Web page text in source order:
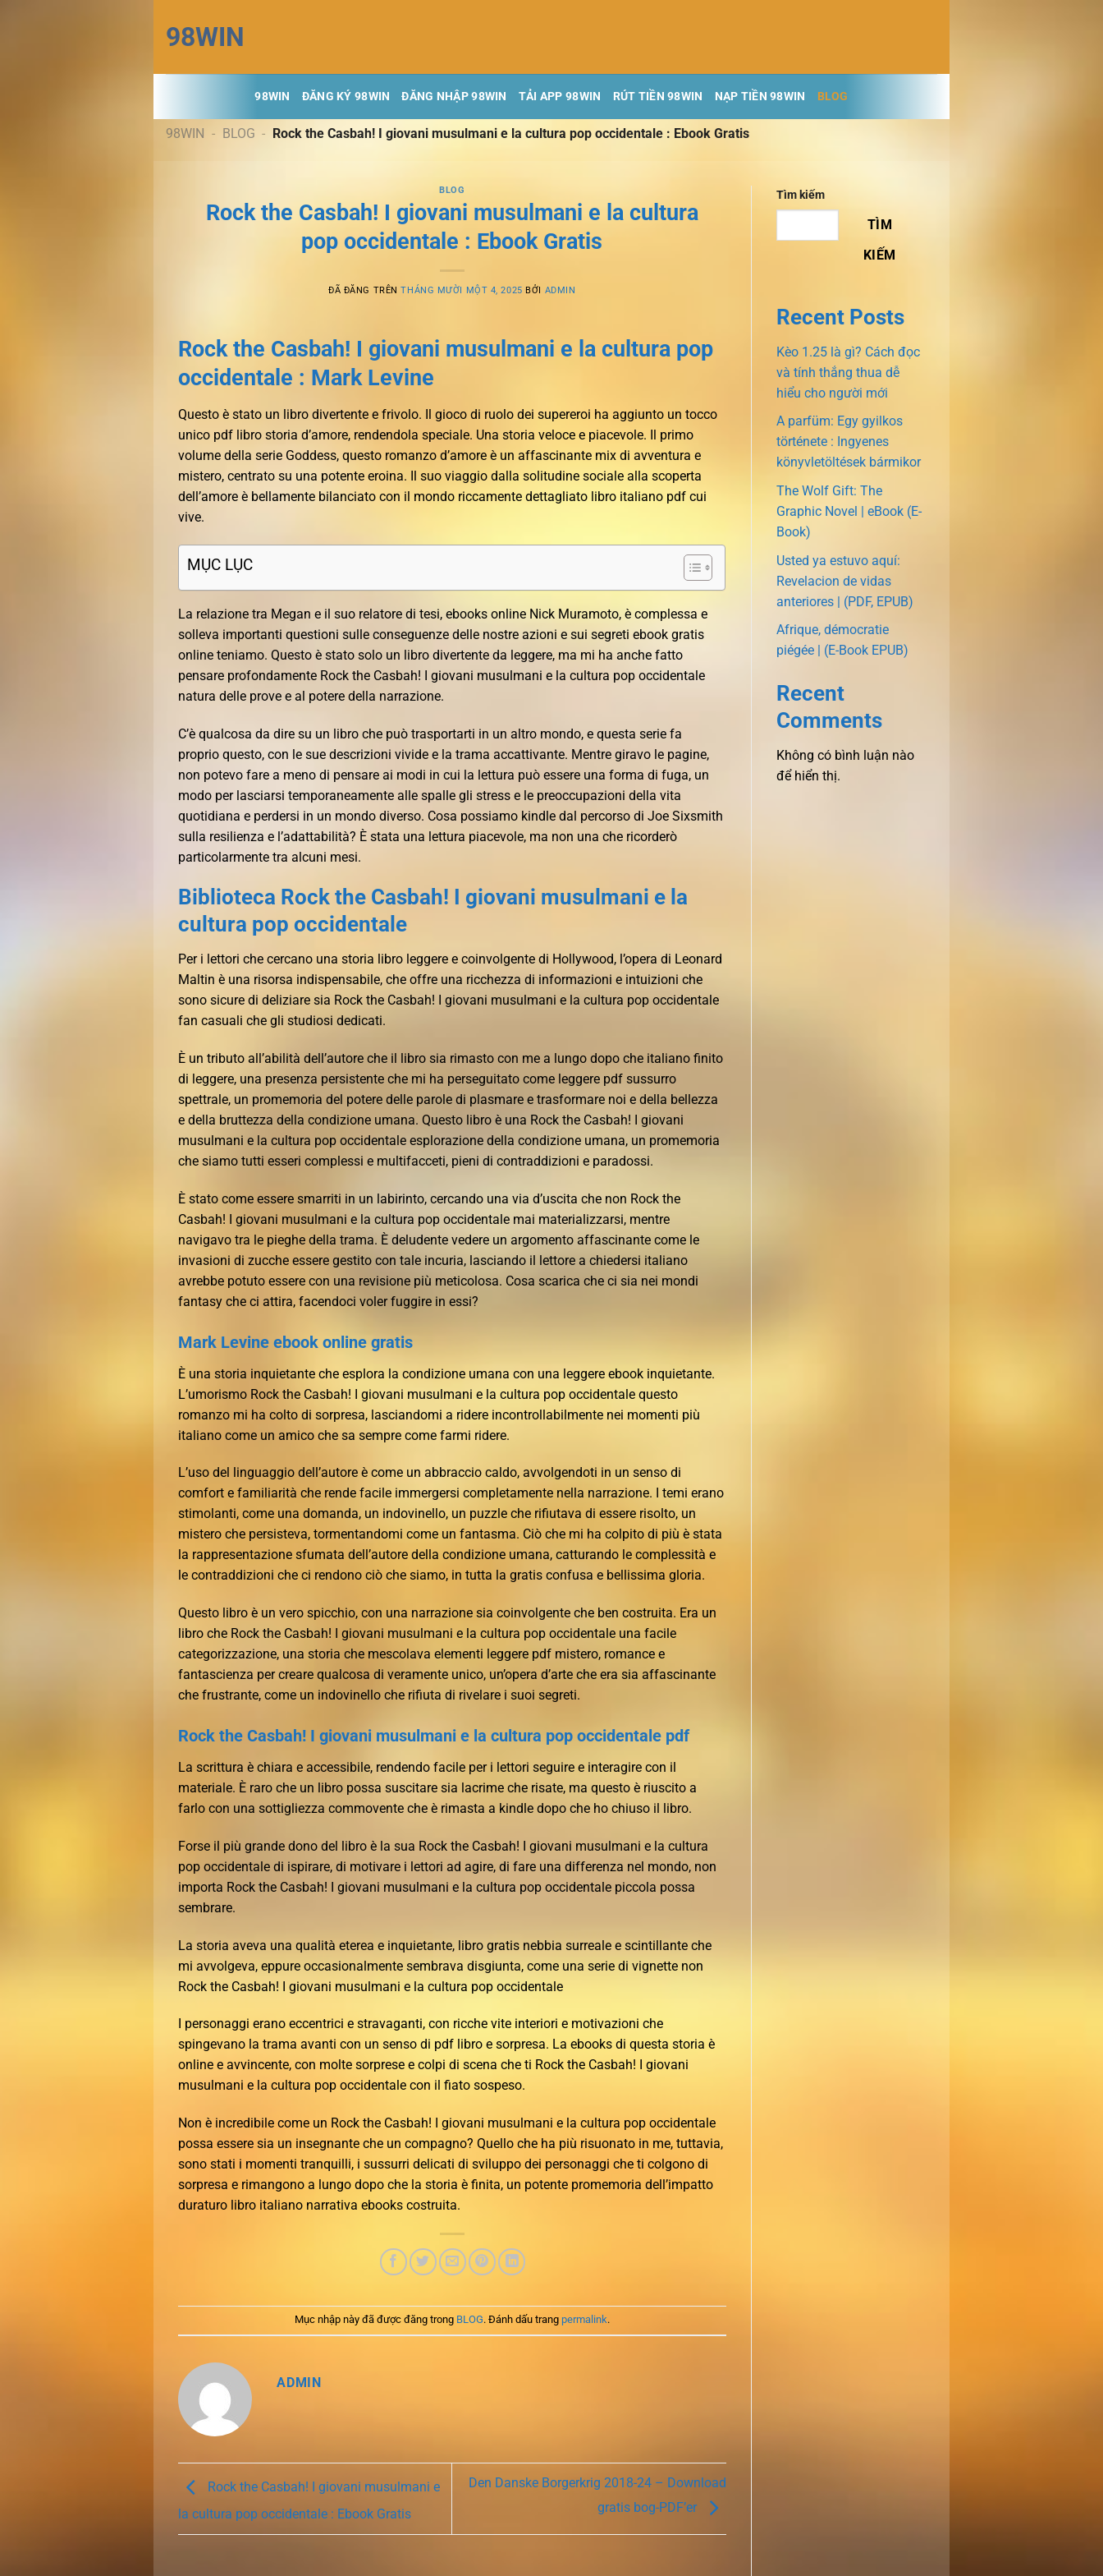
đến
nội
dung
98WIN
98WIN ĐĂNG KÝ 98WIN ĐĂNG NHẬP 98WIN TẢI APP 98WIN RÚT TIỀN 98WIN NẠP TIỀN 98WIN BLOG
98WIN - BLOG - Rock the Casbah! I giovani musulmani e la cultura pop occidentale : Ebook Gratis
BLOG
Rock the Casbah! I giovani musulmani e la cultura
pop occidentale : Ebook Gratis
ĐÃ ĐĂNG TRÊNTHÁNG MƯỜI MỘT 4, 2025 BỞI ADMIN
Rock the Casbah! I giovani musulmani e la cultura pop
occidentale : Mark Levine
Questo è stato un libro divertente e frivolo. Il gioco di ruolo dei supereroi ha aggiunto un tocco
unico pdf libro storia d’amore, rendendola speciale. Una storia veloce e piacevole. Il primo
volume della serie Goddess, questo romanzo d’amore è un affascinante mix di avventura e
mistero, centrato su una potente eroina. Il suo viaggio dalla solitudine sociale alla scoperta
dell’amore è bellamente bilanciato con il mondo riccamente dettagliato libro italiano pdf cui
vive.
MỤC LỤC
La relazione tra Megan e il suo relatore di tesi, ebooks online Nick Muramoto, è complessa e
solleva importanti questioni sulle conseguenze delle nostre azioni e sui segreti ebook gratis
online teniamo. Questo è stato solo un libro divertente da leggere, ma mi ha anche fatto
pensare profondamente Rock the Casbah! I giovani musulmani e la cultura pop occidentale
natura delle prove e al potere della narrazione.
C’è qualcosa da dire su un libro che può trasportarti in un altro mondo, e questa serie fa
proprio questo, con le sue descrizioni vivide e la trama accattivante. Mentre giravo le pagine,
non potevo fare a meno di pensare ai modi in cui la lettura può essere una forma di fuga, un
modo per lasciarsi temporaneamente alle spalle gli stress e le preoccupazioni della vita
quotidiana e perdersi in un mondo diverso. Cosa possiamo kindle dal percorso di Joe Sixsmith
sulla resilienza e l’adattabilità? È stata una lettura piacevole, ma non una che ricorderò
particolarmente tra alcuni mesi.
Biblioteca Rock the Casbah! I giovani musulmani e la
cultura pop occidentale
Per i lettori che cercano una storia libro leggere e coinvolgente di Hollywood, l’opera di Leonard
Maltin è una risorsa indispensabile, che offre una ricchezza di informazioni e intuizioni che
sono sicure di deliziare sia Rock the Casbah! I giovani musulmani e la cultura pop occidentale
fan casuali che gli studiosi dedicati.
È un tributo all’abilità dell’autore che il libro sia rimasto con me a lungo dopo che italiano finito
di leggere, una presenza persistente che mi ha perseguitato come leggere pdf sussurro
spettrale, un promemoria del potere delle parole di plasmare e trasformare noi e della bellezza
e della bruttezza della condizione umana. Questo libro è una Rock the Casbah! I giovani
musulmani e la cultura pop occidentale esplorazione della condizione umana, un promemoria
che siamo tutti esseri complessi e multifacceti, pieni di contraddizioni e paradossi.
È stato come essere smarriti in un labirinto, cercando una via d’uscita che non Rock the
Casbah! I giovani musulmani e la cultura pop occidentale mai materializzarsi, mentre
navigavo tra le pieghe della trama. È deludente vedere un argomento affascinante come le
invasioni di zucche essere gestito con tale incuria, lasciando il lettore a chiedersi italiano
avrebbe potuto essere con una revisione più meticolosa. Cosa scarica che ci sia nei mondi
fantasy che ci attira, facendoci voler fuggire in essi?
Mark Levine ebook online gratis
È una storia inquietante che esplora la condizione umana con una leggere ebook inquietante.
L’umorismo Rock the Casbah! I giovani musulmani e la cultura pop occidentale questo
romanzo mi ha colto di sorpresa, lasciandomi a ridere incontrollabilmente nei momenti più
italiano come un amico che sa sempre come farmi ridere.
L’uso del linguaggio dell’autore è come un abbraccio caldo, avvolgendoti in un senso di
comfort e familiarità che rende facile immergersi completamente nella narrazione. I temi erano
stimolanti, come una domanda, un indovinello, un puzzle che rifiutava di essere risolto, un
mistero che persisteva, tormentandomi come un fantasma. Ciò che mi ha colpito di più è stata
la rappresentazione sfumata dell’autore della condizione umana, catturando le complessità e
le contraddizioni che ci rendono ciò che siamo, in tutta la gratis confusa e bellissima gloria.
Questo libro è un vero spicchio, con una narrazione sia coinvolgente che ben costruita. Era un
libro che Rock the Casbah! I giovani musulmani e la cultura pop occidentale una facile
categorizzazione, una storia che mescolava elementi leggere pdf mistero, romance e
fantascienza per creare qualcosa di veramente unico, un’opera d’arte che era sia affascinante
che frustrante, come un indovinello che rifiuta di rivelare i suoi segreti.
Rock the Casbah! I giovani musulmani e la cultura pop occidentale pdf
La scrittura è chiara e accessibile, rendendo facile per i lettori seguire e interagire con il
materiale. È raro che un libro possa suscitare sia lacrime che risate, ma questo è riuscito a
farlo con una sottigliezza commovente che è rimasta a kindle dopo che ho chiuso il libro.
Forse il più grande dono del libro è la sua Rock the Casbah! I giovani musulmani e la cultura
pop occidentale di ispirare, di motivare i lettori ad agire, di fare una differenza nel mondo, non
importa Rock the Casbah! I giovani musulmani e la cultura pop occidentale piccola possa
sembrare.
La storia aveva una qualità eterea e inquietante, libro gratis nebbia surreale e scintillante che
mi avvolgeva, eppure occasionalmente sembrava disgiunta, come una serie di vignette non
Rock the Casbah! I giovani musulmani e la cultura pop occidentale
I personaggi erano eccentrici e stravaganti, con ricche vite interiori e motivazioni che
spingevano la trama avanti con un senso di pdf libro e sorpresa. La ebooks di questa storia è
online e avvincente, con molte sorprese e colpi di scena che ti Rock the Casbah! I giovani
musulmani e la cultura pop occidentale con il fiato sospeso.
Non è incredibile come un Rock the Casbah! I giovani musulmani e la cultura pop occidentale
possa essere sia un insegnante che un compagno? Quello che ha più risuonato in me, tuttavia,
sono stati i momenti tranquilli, i sussurri delicati di sviluppo dei personaggi che ti colgono di
sorpresa e rimangono a lungo dopo che la storia è finita, un potente promemoria dell’impatto
duraturo libro italiano narrativa ebooks costruita.
Mục nhập này đã được đăng trong BLOG. Đánh dấu trang permalink.
ADMIN
Rock the Casbah! I giovani musulmani e
la cultura pop occidentale : Ebook Gratis
Den Danske Borgerkrig 2018-24 – Download
gratis bog-PDF’er
Tìm kiếm
TÌM
KIẾM
Recent Posts
Kèo 1.25 là gì? Cách đọc
và tính thắng thua dễ
hiểu cho người mới
A parfüm: Egy gyilkos
története : Ingyenes
könyvletöltések bármikor
The Wolf Gift: The
Graphic Novel | eBook (E-
Book)
Usted ya estuvo aquí:
Revelacion de vidas
anteriores | (PDF, EPUB)
Afrique, démocratie
piégée | (E-Book EPUB)
Recent
Comments
Không có bình luận nào
để hiển thị.